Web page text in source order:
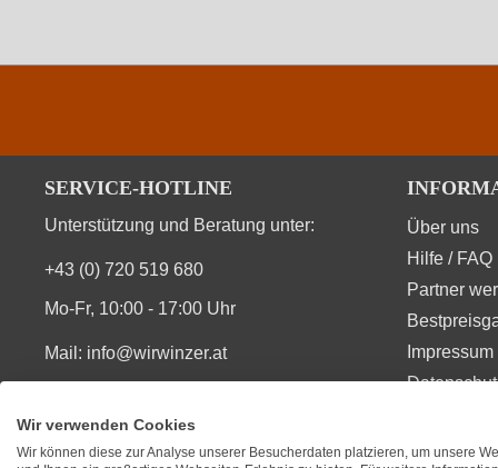
Weinart
Durchschnittliche nährwertangaben
Kohlenhydrate
SERVICE-HOTLINE
Unterstützung und Beratung unter:
+43 (0) 720 519 680
Mo-Fr, 10:00 - 17:00 Uhr
Mail: info@wirwinzer.at
Über uns
Hilfe / FAQ
Partner
Impressum
SIE FINDEN UNS AUCH AUF
Wir verwenden Cookies
Wir können diese zur Analyse unserer Besucherdaten platzieren, um unsere